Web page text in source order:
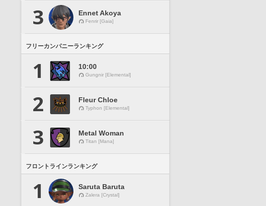
3 Ennet Akoya
Fenrir [Gaia]
フリーカンパニーランキング
1 10:00
Gungnir [Elemental]
2 Fleur Chloe
Typhon [Elemental]
3 Metal Woman
Titan [Mana]
フロントラインランキング
1 Saruta Baruta
Zalera [Crystal]